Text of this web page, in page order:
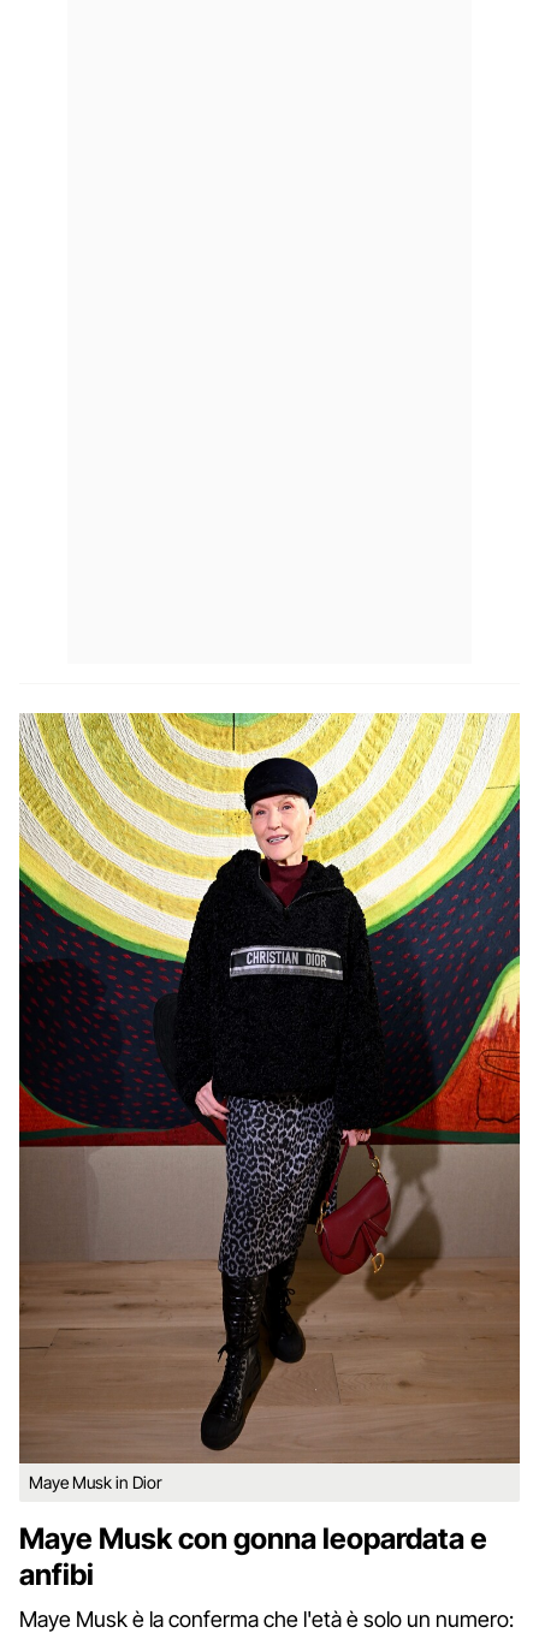
Maye Musk in Dior
Maye Musk con gonna leopardata e
anfibi
Maye Musk è la conferma che l'età è solo un numero: